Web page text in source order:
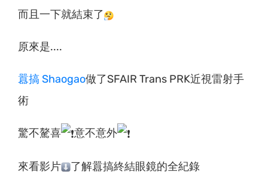
而且一下就結束了
原來是....
囂搞 Shaogao做了SFAIR Trans PRK近視雷射手
術
驚不驁喜 意不意外
來看影片 了解囂搞終結眼鏡的全紀錄